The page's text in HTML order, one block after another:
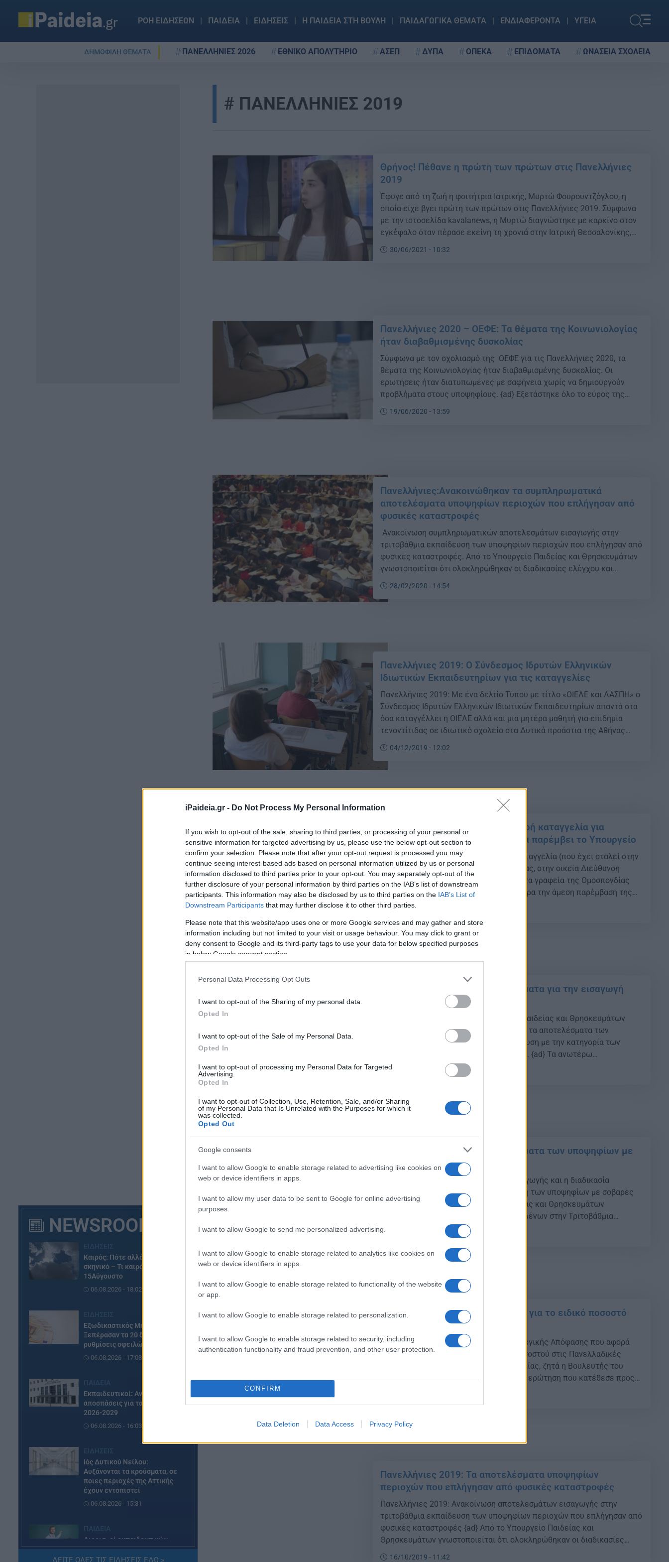
iPaideia.gr - Do Not Process My Personal Information
If you wish to opt-out of the sale, sharing to third parties, or processing of your personal or
sensitive information for targeted advertising by us, please use the below opt-out section to
confirm your selection. Please note that after your opt-out request is processed you may
continue seeing interest-based ads based on personal information utilized by us or personal
information disclosed to third parties prior to your opt-out. You may separately opt-out of the
further disclosure of your personal information by third parties on the IAB’s list of downstream
participants. This information may also be disclosed by us to third parties on the IAB’s List of
Downstream Participants that may further disclose it to other third parties.
Please note that this website/app uses one or more Google services and may gather and store
information including but not limited to your visit or usage behaviour. You may click to grant or
deny consent to Google and its third-party tags to use your data for below specified purposes
in below Google consent section.
Personal Data Processing Opt Outs
I want to opt-out of the Sharing of my personal data.
Opted In
I want to opt-out of the Sale of my Personal Data.
Opted In
I want to opt-out of processing my Personal Data for Targeted
Advertising.
Opted In
I want to opt-out of Collection, Use, Retention, Sale, and/or Sharing
of my Personal Data that Is Unrelated with the Purposes for which it
was collected.
Opted Out
Google consents
I want to allow Google to enable storage related to advertising like cookies on
web or device identifiers in apps.
I want to allow my user data to be sent to Google for online advertising
purposes.
I want to allow Google to send me personalized advertising.
I want to allow Google to enable storage related to analytics like cookies on
web or device identifiers in apps.
I want to allow Google to enable storage related to functionality of the website
or app.
I want to allow Google to enable storage related to personalization.
I want to allow Google to enable storage related to security, including
authentication functionality and fraud prevention, and other user protection.
CONFIRM
Data Deletion Data Access Privacy Policy
ΡΟΗ ΕΙΔΗΣΕΩΝ ΠΑΙΔΕΙΑ ΕΙΔΗΣΕΙΣ Η ΠΑΙΔΕΙΑ ΣΤΗ ΒΟΥΛΗ ΠΑΙΔΑΓΩΓΙΚΑ ΘΕΜΑΤΑ ΕΝΔΙΑΦΕΡΟΝΤΑ ΥΓΕΙΑ
ΔΗΜΟΦΙΛΗ ΘΕΜΑΤΑ ΠΑΝΕΛΛΗΝΙΕΣ 2026 ΕΘΝΙΚΟ ΑΠΟΛΥΤΗΡΙΟ ΑΣΕΠ ΔΥΠΑ ΟΠΕΚΑ ΕΠΙΔΟΜΑΤΑ ΩΝΑΣΕΙΑ ΣΧΟΛΕΙΑ
NEWSROOM
Καιρός: Πότε αλλάζει το
σκηνικό – Τι καιρό θα κάνει τον
15Αύγουστο
06.08.2026 - 18:02
Εξωδικαστικός Μηχανισμός:
Ξεπέρασαν τα 20 δισ. ευρώ οι
ρυθμίσεις οφειλών
06.08.2026 - 17:03
Εκπαιδευτικοί: Ανακλήθηκαν
αποσπάσεις για τα σχολικά έτη
2026-2029
06.08.2026 - 16:03
Ιός Δυτικού Νείλου:
Αυξάνονται τα κρούσματα, σε
ποιες περιοχές της Αττικής
έχουν εντοπιστεί
06.08.2026 - 15:31
Διορισμοί εκπαιδευτικών
2026: Δείτε μέχρι ποια σειρά
ΑΣΕΠ έγιναν οι περσινοί
ΔΕΙΤΕ ΟΛΕΣ ΤΙΣ ΕΙΔΗΣΕΙΣ ΕΔΩ »
ΠΑΝΕΛΛΗΝΙΕΣ 2019
Θρήνος! Πέθανε η πρώτη των πρώτων στις Πανελλήνιες
2019
Έφυγε από τη ζωή η φοιτήτρια Ιατρικής, Μυρτώ Φουρουντζόγλου, η
οποία είχε βγει πρώτη των πρώτων στις Πανελλήνιες 2019. Σύμφωνα
με την ιστοσελίδα kavalanews, η Μυρτώ διαγνώστηκε με καρκίνο στον
εγκέφαλο όταν πέρασε εκείνη τη χρονιά στην Ιατρική Θεσσαλονίκης,
αλλά δεν παράτησε στιγμή την προσπάθεια και τις σπουδές της. Ο
πρόεδρος του Δημοτικού Ωδείου Καβάλας, […]
30/06/2021 - 10:32
Πανελλήνιες 2020 – ΟΕΦΕ: Τα θέματα της Κοινωνιολογίας
ήταν διαβαθμισμένης δυσκολίας
Σύμφωνα με τον σχολιασμό της ΟΕΦΕ για τις Πανελλήνιες 2020, τα
θέματα της Κοινωνιολογίας ήταν διαβαθμισμένης δυσκολίας. Οι
ερωτήσεις ήταν διατυπωμένες με σαφήνεια χωρίς να δημιουργούν
προβλήματα στους υποψηφίους. {ad} Εξετάστηκε όλο το εύρος της
ύλης. Πολύ καλά προετοιμασμένοι μαθητές είναιεφικτό να αγγίξουν
έναν πολύ υψηλό βαθμό. Για τη Βιολογία Τα θέματα σε γενικές γραμμές
19/06/2020 - 13:59
Πανελλήνιες:Ανακοινώθηκαν τα συμπληρωματικά
αποτελέσματα υποψηφίων περιοχών που επλήγησαν από
φυσικές καταστροφές
Ανακοίνωση συμπληρωματικών αποτελεσμάτων εισαγωγής στην
τριτοβάθμια εκπαίδευση των υποψηφίων περιοχών που επλήγησαν από
φυσικές καταστροφές. Από το Υπουργείο Παιδείας και Θρησκευμάτων
γνωστοποιείται ότι ολοκληρώθηκαν οι διαδικασίες ελέγχου και
επιλογής για εισαγωγή στην Τριτοβάθμια Εκπαίδευση των υποψηφίων
ΓΕΛ και των ΕΠΑΛ, οι οποίοι συμμετείχαν στις πανελλαδικές εξετάσεις
έτους 2019, κατοικούν μονίμως στις πληγείσες περιοχές που ορίζονται
28/02/2020 - 14:54
Πανελλήνιες 2019: Ο Σύνδεσμος Ιδρυτών Ελληνικών
Ιδιωτικών Εκπαιδευτηρίων για τις καταγγελίες
Πανελλήνιες 2019: Με ένα δελτίο Τύπου με τίτλο «ΟΙΕΛΕ και ΛΑΣΠΗ» ο
Σύνδεσμος Ιδρυτών Ελληνικών Ιδιωτικών Εκπαιδευτηρίων απαντά στα
όσα καταγγέλλει η ΟΙΕΛΕ αλλά και μια μητέρα μαθητή για επιδημία
τενοντίτιδας σε ιδιωτικό σχολείο στα Δυτικά προάστια της Αθήνας
κατά την διάρκεια των πανελλαδικών εξετάσεων . {ad} Πανελλήνιες
2019 – ΟΙΕΛΕ: Σοβαρή καταγγελία για μαθητές […]
04/12/2019 - 12:02
Πανελλήνιες 2019 – ΟΙΕΛΕ: Σοβαρή καταγγελία για
μαθητές ιδιωτικού σχολείου – Να παρέμβει το Υπουργείο
Μια εξαιρετικά σοβαρή και επώνυμη καταγγελία (που έχει σταλεί στην
πολιτική ηγεσία του Υπουργείου Παιδείας, στην οικεία Διεύθυνση
Εκπαίδευσης και στην ΟΛΜΕ) έφθασε στα γραφεία της Ομοσπονδίας
μας και για την οποία η ΟΙΕΛΕ ζητά σήμερα την άμεση παρέμβαση της
Υπουργού Παιδείας και την εις βάθος διερεύνηση της υπόθεσης. {ad}
02/12/2019 - 16:02
Πανελλήνιες 2019: Τα αποτελέσματα για την εισαγωγή
Πανελλήνιες 2019: Από το Υπουργείο Παιδείας και Θρησκευμάτων
ανακοινώνονται χθες,Tρίτη 12/11/2019, τα αποτελέσματα των
εισαγομένων στην Τριτοβάθμια Εκπαίδευση με την κατηγορία των
αθλητών το ακαδημαϊκό έτος 2019-2020. {ad} Τα ανωτέρω
αποτελέσματα είναι διαθέσιμα στους υποψηφίους μέσω διαδικτύου
στην επίσημη ιστοσελίδα του Υπουργείου Παιδείας και Θρησκευμάτων
https://results.it.minedu.gov.gr Οι υποψήφιοι […]
13/11/2019 - 09:22
Πανελλήνιες 2019: Τα αποτελέσματα των υποψηφίων με
σοβαρές παθήσεις
Πανελλήνιες 2019: Αποτελέσματα εισαγωγής και η διαδικασία
εγγραφών στην Τριτοβάθμια Εκπαίδευση των υποψηφίων με σοβαρές
παθήσεις {ad} Από το Υπουργείο Παιδείας και Θρησκευμάτων
ανακοινώνονται τα ονόματα των εισαγομένων στην Τριτοβάθμια
Εκπαίδευση υποψηφίων με σοβαρές παθήσεις για το ακαδημαϊκό έτος
2019-2020. Τα ανωτέρω αποτελέσματα είναι διαθέσιμα στους
ενδιαφερόμενους από το διαδίκτυο (στην ιστοσελίδα του Υ.ΠΑΙ.Θ.,
https://results.it.minedu.gov.gr). […]
31/10/2019 - 09:05
«Λάθος στην υπουργική απόφαση για το ειδικό ποσοστό
στους μαθητές της Μάνδρας»
Tην άμεση ανάγκη διόρθωσης της Υπουργικής Απόφασης που αφορά
στους δικαιούχους μαθητές ειδικού ποσοστού στις Πανελλαδικές
Εξετάσεις του Δήμου Μάνδρας – Ειδυλλίας, ζητά η Βουλευτής του
Κινήματος Αλλαγής Χαρά Κεφαλίδου, με ερώτηση που κατέθεσε προς
Πανελλήνιες 2019: Τα αποτελέσματα υποψηφίων
περιοχών που επλήγησαν από φυσικές καταστροφές
Πανελλήνιες 2019: Ανακοίνωση αποτελεσμάτων εισαγωγής στην
τριτοβάθμια εκπαίδευση των υποψηφίων περιοχών που επλήγησαν από
φυσικές καταστροφές {ad} Από το Υπουργείο Παιδείας και
Θρησκευμάτων γνωστοποιείται ότι ολοκληρώθηκαν οι διαδικασίες
ελέγχου και επιλογής για εισαγωγή στην Τριτοβάθμια Εκπαίδευση των
16/10/2019 - 11:42